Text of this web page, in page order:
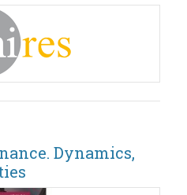
Dynamics,